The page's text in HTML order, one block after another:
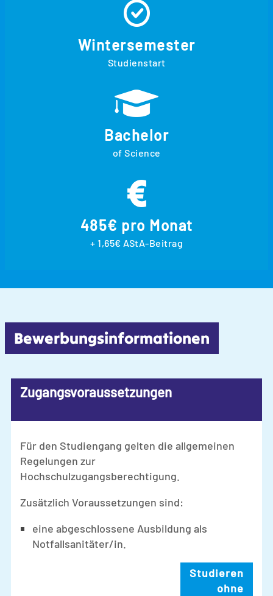
Wintersemester
Studienstart
Bachelor
of Science
485€ pro Monat
+ 1,65€ AStA-Beitrag
Bewerbungsinfor­ma­tionen
Zugangsvoraussetzungen
Für den Studiengang gelten die allgemeinen
Regelungen zur
Hochschulzugangsberechtigung.
Zusätzlich Voraussetzungen sind:
eine abgeschlossene Ausbildung als
Notfallsanitäter/in.
Studieren
ohne